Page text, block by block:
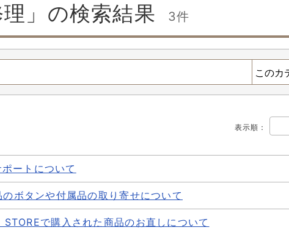
理」の検索結果 3件
表示順 ：
ートについて
ボタンや付属品の取り寄せについて
で購入された商品のお直しについて